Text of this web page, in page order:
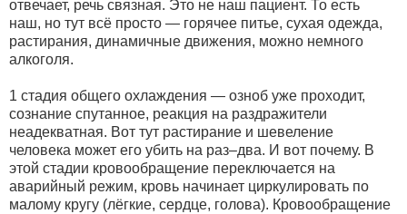
отвечает, речь связная. Это не наш пациент. То есть
наш, но тут всё просто — горячее питье, сухая одежда,
растирания, динамичные движения, можно немного
алкоголя.
1 стадия общего охлаждения — озноб уже проходит,
сознание спутанное, реакция на раздражители
неадекватная. Вот тут растирание и шевеление
человека может его убить на раз–два. И вот почему. В
этой стадии кровообращение переключается на
аварийный режим, кровь начинает циркулировать по
малому кругу (лёгкие, сердце, голова). Кровообращение